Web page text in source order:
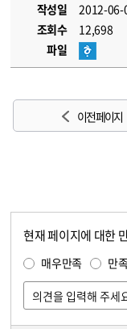
작성일
2012-06-
조회수
12,698
파일
이전 페이지
현재 페이지에 대한
매우만족 만